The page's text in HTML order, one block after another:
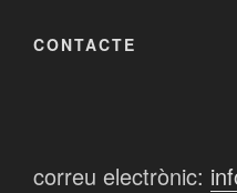
CONTACTE
correu electrònic: